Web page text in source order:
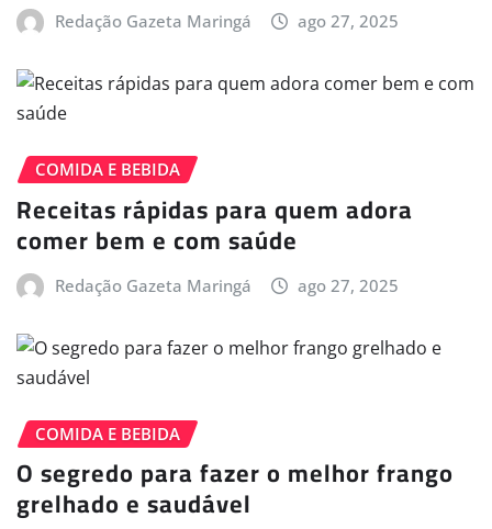
Redação Gazeta Maringá ago 27, 2025
COMIDA E BEBIDA
Receitas rápidas para quem adora
comer bem e com saúde
Redação Gazeta Maringá ago 27, 2025
COMIDA E BEBIDA
O segredo para fazer o melhor frango
grelhado e saudável